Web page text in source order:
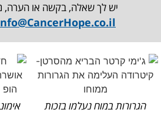
יש לך שאלה, בקשה או הערה,
הגרורות במוח נעלמו בזכות